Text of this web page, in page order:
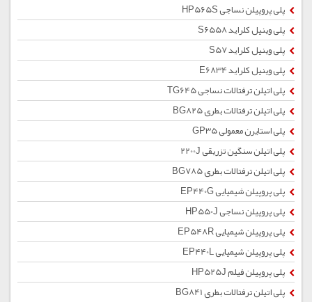
پلی پروپیلن نساجی HP565S
پلی وینیل کلراید S6558
پلی وینیل کلراید S57
پلی وینیل کلراید E6834
پلی اتیلن ترفتالات نساجی TG645
پلی اتیلن ترفتالات بطری BG825
پلی استایرن معمولی GP35
پلی اتیلن سنگین تزریقی 2200J
پلی اتیلن ترفتالات بطری BG785
پلی پروپیلن شیمیایی EP440G
پلی پروپیلن نساجی HP550J
پلی پروپیلن شیمیایی EP548R
پلی پروپیلن شیمیایی EP440L
پلی پروپیلن فیلم HP525J
پلی اتیلن ترفتالات بطری BG841